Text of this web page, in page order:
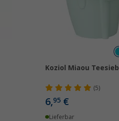
Koziol Miaou Teesieb
(5)
6,95 €
Lieferbar